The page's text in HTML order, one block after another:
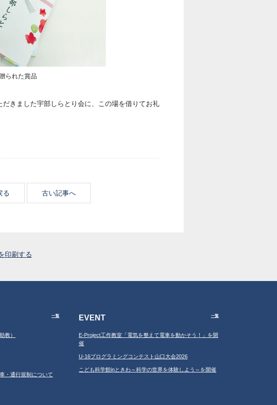
られた賞品
きました宇部しらとり会に、この場を借りてお礼
る 古い記事へ
印刷する
一覧
教）
・通行規制について
EVENT 一覧
E-Project工作教室「電気を整えて電車を動かそう！」を開
催
U-16プログラミングコンテスト山口大会2026
こども科学館inときわ～科学の世界を体験しよう～を開催